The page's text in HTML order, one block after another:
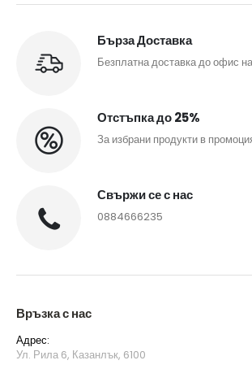
Бърза Доставка
Безплатна доставка до офис
Отстъпка до 25%
За избрани продукти в
Свържи се с нас
0884666235
Връзка с нас
Адрес:
Ул. Рила 6, Казанлък, 6100